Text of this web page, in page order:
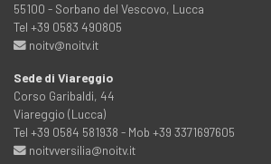
55100 - Sorbano del Vescovo, Lucca
Tel +39 0583 490805
noitv@noitv.it
Sede di Viareggio
Corso Garibaldi, 44
Viareggio (Lucca)
Tel +39 0584 581938 - Mob +39 3371697605
noitvversilia@noitv.it